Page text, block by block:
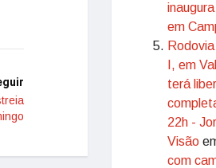
em
I, em
terá
22h -
Visão
com